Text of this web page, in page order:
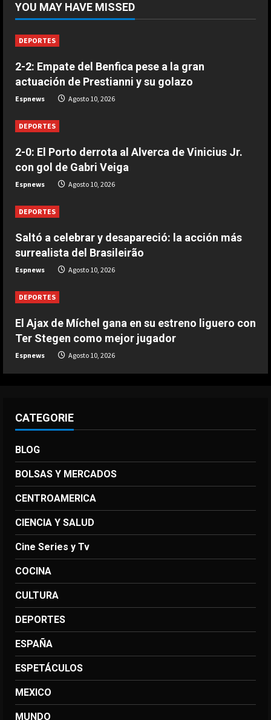
doblegan al Arsenal y se llevan la
Emirates Cup
El Ajax de Míchel gana en su
estreno liguero con Ter Stegen
como mejor jugador
Saltó a celebrar y desapareció: la
acción más surrealista del
4
2-0: El Porto derrota al Alverca de
Vinicius Jr. con gol de Gabri Veiga
Agosto 10, 2026
gran actuación de Prestianni y su
golazo
Agosto 10, 2026
YOU MAY HAVE MISSED
DEPORTES
2-2: Empate del Benfica pese a la gran
actuación de Prestianni y su golazo
Espnews Agosto 10, 2026
DEPORTES
2-0: El Porto derrota al Alverca de Vinicius Jr.
con gol de Gabri Veiga
Espnews Agosto 10, 2026
DEPORTES
Saltó a celebrar y desapareció: la acción más
surrealista del Brasileirão
Espnews Agosto 10, 2026
DEPORTES
El Ajax de Míchel gana en su estreno liguero con
Ter Stegen como mejor jugador
Espnews Agosto 10, 2026
CATEGORIE
BLOG
BOLSAS Y MERCADOS
CENTROAMERICA
CIENCIA Y SALUD
Cine Series y Tv
COCINA
CULTURA
DEPORTES
ESPAÑA
ESPETÁCULOS
MEXICO
MUNDO